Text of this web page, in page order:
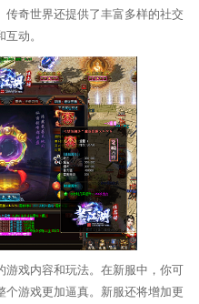
奇世界还提供了丰富多样的社交
动。
游戏内容和玩法。在新服中，你可
个游戏更加逼真。新服还将增加更